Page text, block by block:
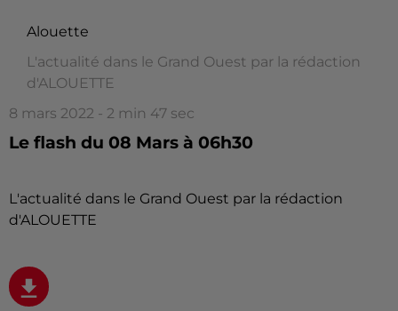
Alouette
L'actualité dans le Grand Ouest par la rédaction
d'ALOUETTE
8 mars 2022 - 2 min 47 sec
Le flash du 08 Mars à 06h30
L'actualité dans le Grand Ouest par la rédaction
d'ALOUETTE